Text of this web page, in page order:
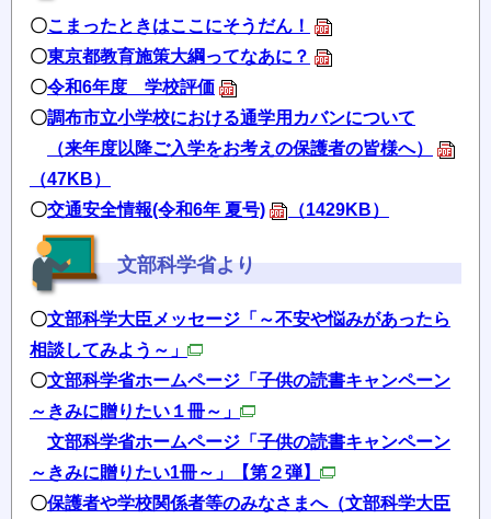
〇こまったときはここにそうだん！
〇東京都教育施策大綱ってなあに？
〇令和6年度 学校評価
〇調布市立小学校における通学用カバンについて
（来年度以降ご入学をお考えの保護者の皆様へ）
（47KB）
〇交通安全情報(令和6年 夏号) （1429KB）
文部科学省より
〇文部科学大臣メッセージ「～不安や悩みがあったら
相談してみよう～」
〇文部科学省ホームページ「子供の読書キャンペーン
～きみに贈りたい１冊～」
文部科学省ホームページ「子供の読書キャンペーン
～きみに贈りたい1冊～」【第２弾】
〇保護者や学校関係者等のみなさまへ（文部科学大臣